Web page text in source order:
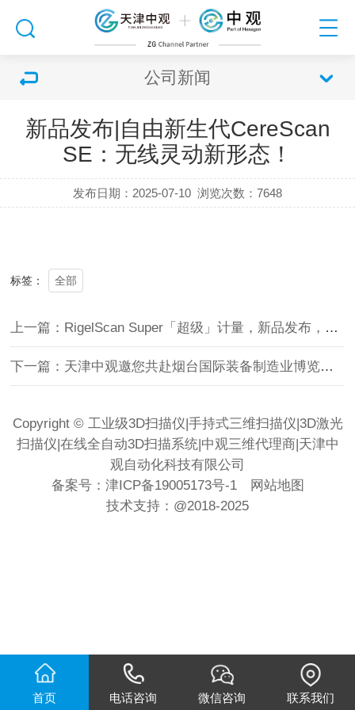
公司新闻
新品发布|自由新生代CereScan
SE：无线灵动新形态！
发布日期：2025-07-10 浏览次数：7648
标签： 全部
上一篇：RigelScan Super「超级」计量，新品发布，精测万象！
下一篇：天津中观邀您共赴烟台国际装备制造业博览会！
Copyright © 工业级3D扫描仪|手持式三维扫描仪|3D激光
扫描仪|在线全自动3D扫描系统|中观三维代理商|天津中
观自动化科技有限公司
备案号： 津ICP备19005173号-1
网站地图
技术支持： @2018-2025
首页 电话咨询 微信咨询 联系我们